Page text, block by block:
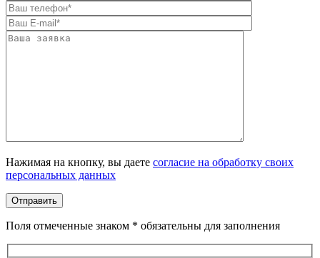
Нажимая на кнопку, вы даете согласие на обработку своих
персональных данных
Поля отмеченные знаком * обязательны для заполнения